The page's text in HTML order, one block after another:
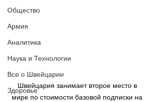
Общество
Армия
Аналитика
Наука и Технологии
Все о Швейцарии
Здоровье
Швейцария занимает второе место в
мире по стоимости базовой подписки на